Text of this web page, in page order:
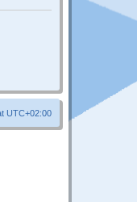
UTC+02:00